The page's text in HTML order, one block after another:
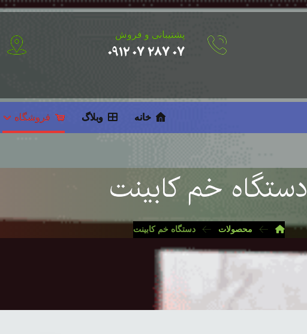
پشتیبانی و فروش
۰۷ ۲۸۷ ۰۷ ۰۹۱۲
خانه وبلاگ فروشگاه
دستگاه خم کابینت
محصولات دستگاه خم کابینت